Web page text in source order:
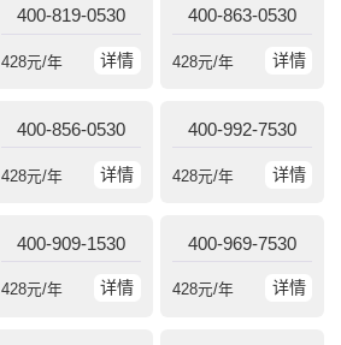
400-819-0530
详情
428元/年
400-863-0530
详情
428元/年
400-856-0530
详情
428元/年
400-992-7530
详情
428元/年
400-909-1530
详情
428元/年
400-969-7530
详情
428元/年